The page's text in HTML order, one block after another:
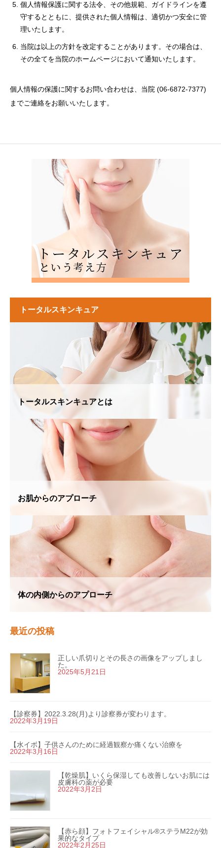
個人情報保護に関する法令、その他規範、ガイドラインを遵
守するとともに、提供された個人情報は、適切かつ安全に管
理いたします。
当院は以上の方針を改定することがあります。その場合は、
その全てを当院のホームページにおいて通知いたします。
個人情報の保護に関するお問い合わせは、当院 (06-6872-7377)
までご連絡をお願いいたします。
トータルスキンキュア
トータルスキンキュアとは
お肌からのアプローチ
体の内側からのアプローチ
最近の投稿
正しい爪切りとその長さの画像をアップしまし
た。
2025年5月21日
【診察券】2022.3.28(月)より診察券が変わります。
2022年3月19日
【水イボ】子供さんのために経過観察か痛くない治療を
2022年3月16日
【乾燥肌】いくら保湿しても改善しないお肌には
皮膚科の薬が必要
2022年3月2日
【赤ら顔】フォトフェイシャル®ステラM22が効
果的なタイプ
2022年2月25日